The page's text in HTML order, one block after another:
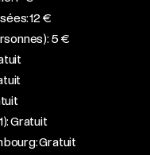
12 €
5 €
Gratuit
Gratuit